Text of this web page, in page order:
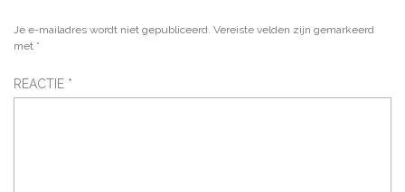
Je e-mailadres wordt niet gepubliceerd. Vereiste velden zijn gemarkeerd
met *
REACTIE *